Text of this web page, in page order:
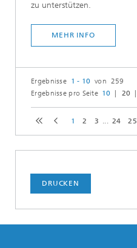
zu unterstützen.
MEHR INFO
Ergebnisse 1 - 10 von 259
Ergebnisse pro Seite 10 20
1 2 3 24 25
DRUCKEN